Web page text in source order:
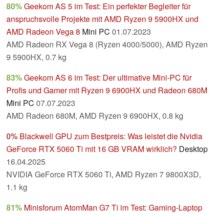
80%Geekom AS 5 im Test: Ein perfekter Begleiter für
anspruchsvolle Projekte mit AMD Ryzen 9 5900HX und
AMD Radeon Vega 8 Mini PC 01.07.2023
AMD Radeon RX Vega 8 (Ryzen 4000/5000), AMD Ryzen
9 5900HX, 0.7 kg
83%Geekom AS 6 im Test: Der ultimative Mini-PC für
Profis und Gamer mit Ryzen 9 6900HX und Radeon 680M
Mini PC 07.07.2023
AMD Radeon 680M, AMD Ryzen 9 6900HX, 0.8 kg
0% Blackwell GPU zum Bestpreis: Was leistet die Nvidia
GeForce RTX 5060 Ti mit 16 GB VRAM wirklich? Desktop
16.04.2025
NVIDIA GeForce RTX 5060 Ti, AMD Ryzen 7 9800X3D,
1.1 kg
81% Minisforum AtomMan G7 Ti im Test: Gaming-Laptop